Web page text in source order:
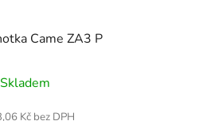
Came ZA3 P
Skladem
Kč bez DPH